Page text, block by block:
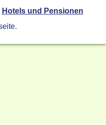
Hotels und Pensionen